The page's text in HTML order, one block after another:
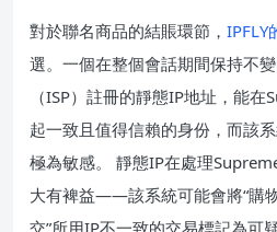
對於聯名商品的結賬環節， IPFLY
選。一個在整個會話期間保持不
（ISP）註冊的靜態IP地址，能
起一致且值得信賴的身份，而該
極為敏感。 靜態IP在處理
大有裨益——該系統可能會將“購